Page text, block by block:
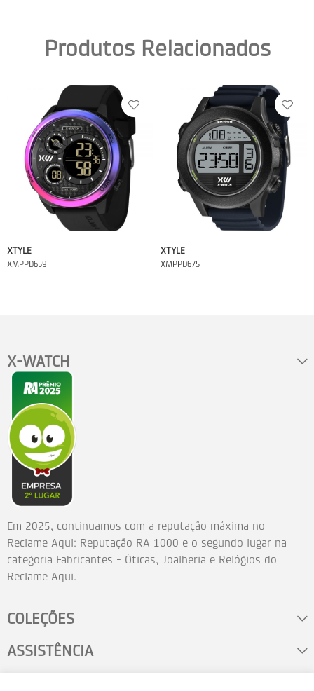
Produtos Relacionados
XTYLE
XMPPD659
XTYLE
XMPPD675
X-WATCH
Em 2025, continuamos com a reputação máxima no
Reclame Aqui: Reputação RA 1000 e o segundo lugar na
categoria Fabricantes - Óticas, Joalheria e Relógios do
Reclame Aqui.
COLEÇÕES
ASSISTÊNCIA